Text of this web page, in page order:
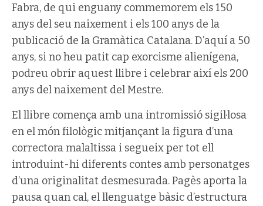
Fabra, de qui enguany commemorem els 150
anys del seu naixement i els 100 anys de la
publicació de la Gramàtica Catalana. D’aquí a 50
anys, si no heu patit cap exorcisme alienígena,
podreu obrir aquest llibre i celebrar així els 200
anys del naixement del Mestre.
El llibre comença amb una intromissió sigil·losa
en el món filològic mitjançant la figura d’una
correctora malaltissa i segueix per tot ell
introduint-hi diferents contes amb personatges
d’una originalitat desmesurada. Pagès aporta la
pausa quan cal, el llenguatge bàsic d’estructura